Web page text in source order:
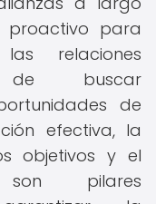
proactivo para
relaciones
de buscar
de
efectiva, la
objetivos y el
pilares